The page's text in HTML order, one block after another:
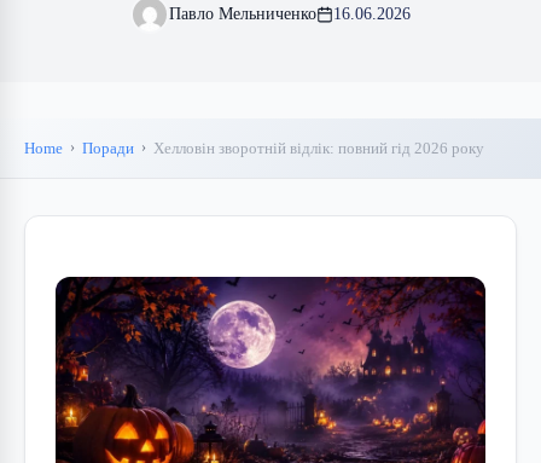
Павло Мельниченко 16.06.2026
Home Поради Хелловін зворотній відлік: повний гід 2026 року